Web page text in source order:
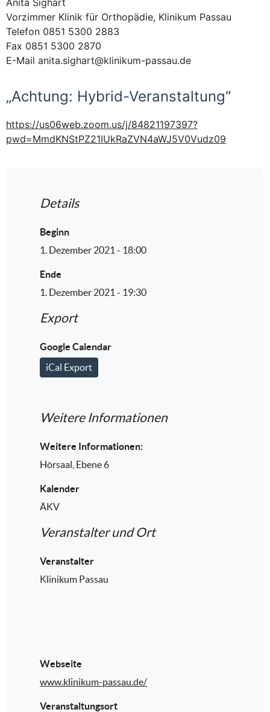
Anita Sighart
Vorzimmer Klinik für Orthopädie, Klinikum Passau
Telefon 0851 5300 2883
Fax 0851 5300 2870
E-Mail anita.sighart@klinikum-passau.de
„Achtung: Hybrid-Veranstaltung“
https://us06web.zoom.us/j/84821197397?
pwd=MmdKNStPZ21IUkRaZVN4aWJ5V0Vudz09
Details
Beginn
1. Dezember 2021 - 18:00
Ende
1. Dezember 2021 - 19:30
Export
Google Calendar
iCal Export
Weitere Informationen
Weitere Informationen:
Hörsaal, Ebene 6
Kalender
ÄKV
Veranstalter und Ort
Veranstalter
Klinikum Passau
Webseite
www.klinikum-passau.de/
Veranstaltungsort